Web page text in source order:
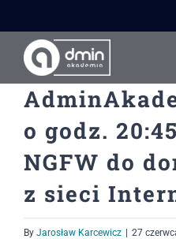
do
zawartości
o godz.
NGFW do
z sieci
By Jarosław Karcewicz 27